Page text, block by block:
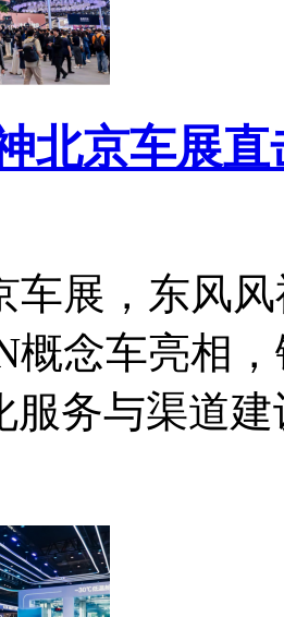
北京车展
车展，东风
概念车亮相
服务与渠道建